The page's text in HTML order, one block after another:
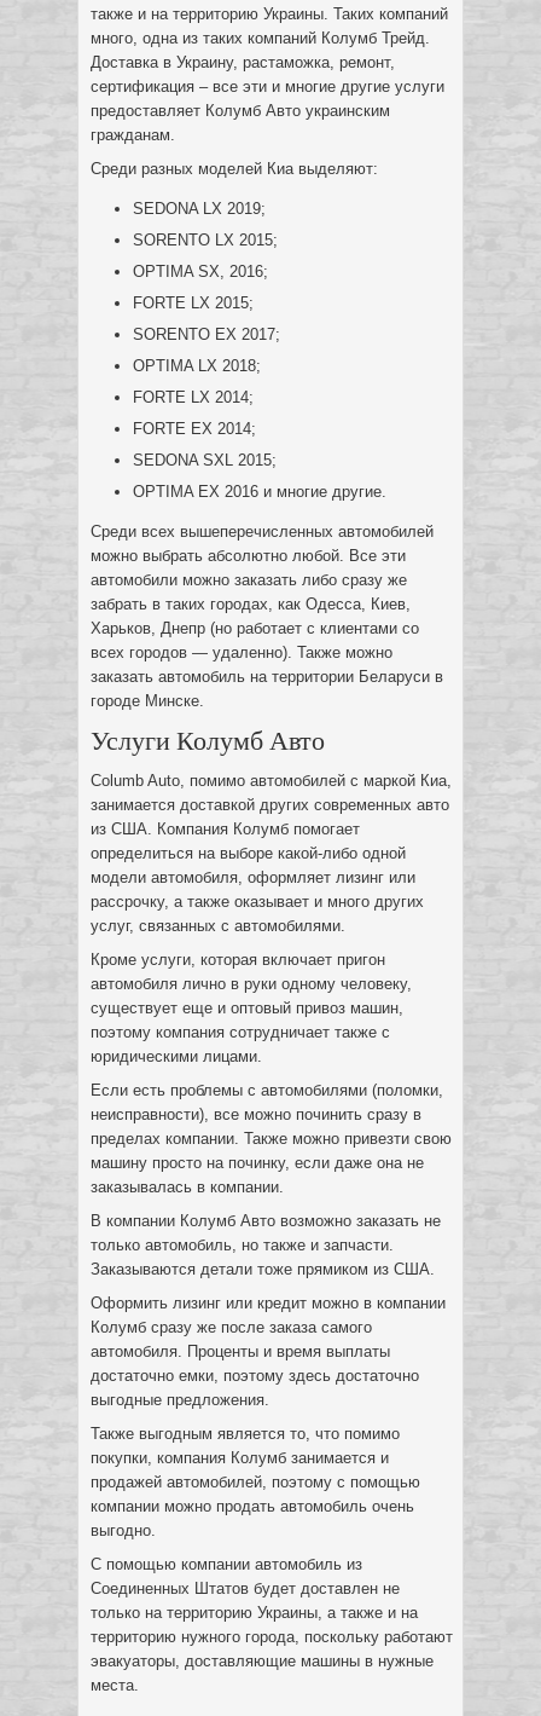
также и на территорию Украины. Таких компаний
много, одна из таких компаний Колумб Трейд.
Доставка в Украину, растаможка, ремонт,
сертификация – все эти и многие другие услуги
предоставляет Колумб Авто украинским
гражданам.
Среди разных моделей Киа выделяют:
SEDONA LX 2019;
SORENTO LX 2015;
OPTIMA SX, 2016;
FORTE LX 2015;
SORENTO EX 2017;
OPTIMA LX 2018;
FORTE LX 2014;
FORTE EX 2014;
SEDONA SXL 2015;
OPTIMA EX 2016 и многие другие.
Среди всех вышеперечисленных автомобилей
можно выбрать абсолютно любой. Все эти
автомобили можно заказать либо сразу же
забрать в таких городах, как Одесса, Киев,
Харьков, Днепр (но работает с клиентами со
всех городов — удаленно). Также можно
заказать автомобиль на территории Беларуси в
городе Минске.
Услуги Колумб Авто
Columb Auto, помимо автомобилей с маркой Киа,
занимается доставкой других современных авто
из США. Компания Колумб помогает
определиться на выборе какой-либо одной
модели автомобиля, оформляет лизинг или
рассрочку, а также оказывает и много других
услуг, связанных с автомобилями.
Кроме услуги, которая включает пригон
автомобиля лично в руки одному человеку,
существует еще и оптовый привоз машин,
поэтому компания сотрудничает также с
юридическими лицами.
Если есть проблемы с автомобилями (поломки,
неисправности), все можно починить сразу в
пределах компании. Также можно привезти свою
машину просто на починку, если даже она не
заказывалась в компании.
В компании Колумб Авто возможно заказать не
только автомобиль, но также и запчасти.
Заказываются детали тоже прямиком из США.
Оформить лизинг или кредит можно в компании
Колумб сразу же после заказа самого
автомобиля. Проценты и время выплаты
достаточно емки, поэтому здесь достаточно
выгодные предложения.
Также выгодным является то, что помимо
покупки, компания Колумб занимается и
продажей автомобилей, поэтому с помощью
компании можно продать автомобиль очень
выгодно.
С помощью компании автомобиль из
Соединенных Штатов будет доставлен не
только на территорию Украины, а также и на
территорию нужного города, поскольку работают
эвакуаторы, доставляющие машины в нужные
места.